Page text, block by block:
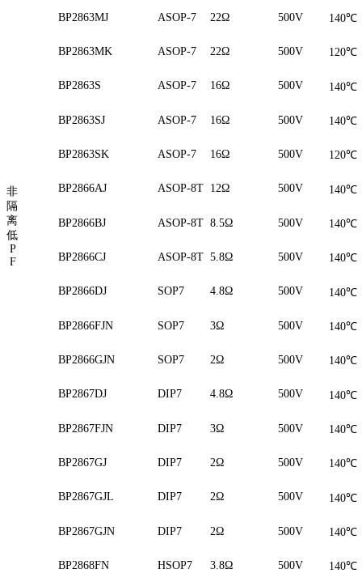
非
隔
离
低
P
F
BP2863MJ ASOP-7 22Ω 500V 140℃
BP2863MK ASOP-7 22Ω 500V 120℃
BP2863S ASOP-7 16Ω 500V 140℃
BP2863SJ ASOP-7 16Ω 500V 140℃
BP2863SK ASOP-7 16Ω 500V 120℃
BP2866AJ ASOP-8T 12Ω 500V 140℃
BP2866BJ ASOP-8T 8.5Ω 500V 140℃
BP2866CJ ASOP-8T 5.8Ω 500V 140℃
BP2866DJ SOP7 4.8Ω 500V 140℃
BP2866FJN SOP7 3Ω 500V 140℃
BP2866GJN SOP7 2Ω 500V 140℃
BP2867DJ DIP7 4.8Ω 500V 140℃
BP2867FJN DIP7 3Ω 500V 140℃
BP2867GJ DIP7 2Ω 500V 140℃
BP2867GJL DIP7 2Ω 500V 140℃
BP2867GJN DIP7 2Ω 500V 140℃
BP2868FN HSOP7 3.8Ω 500V 140℃